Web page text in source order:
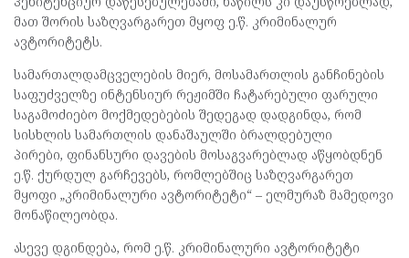
მათ შორის საზღვარგარეთ მყოფ ე.წ. კრიმინალურ
ავტორიტეტს.
სამართალდამცველების მიერ, მოსამართლის განჩინების
საფუძველზე ინტენსიურ რეჟიმში ჩატარებული ფარული
საგამოძიებო მოქმედებების შედეგად დადგინდა, რომ
სისხლის სამართლის დანაშაულში ბრალდებული
პირები, ფინანსური დავების მოსაგვარებლად აწყობდნენ
ე.წ. ქურდულ გარჩევებს, რომლებშიც საზღვარგარეთ
მყოფი „კრიმინალური ავტორიტეტი“ – ელმურაზ მამედოვი
მონაწილეობდა.
ასევე დგინდება, რომ ე.წ. კრიმინალური ავტორიტეტი